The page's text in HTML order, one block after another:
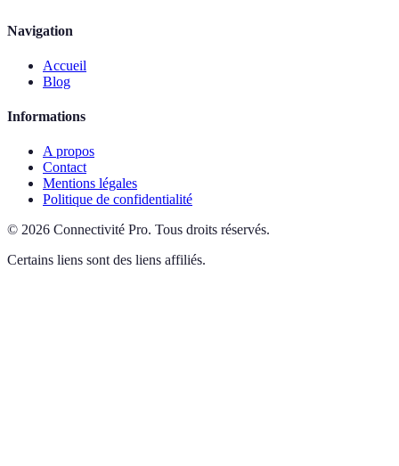
Navigation
Accueil
Blog
Informations
A propos
Contact
Mentions légales
Politique de confidentialité
© 2026 Connectivité Pro. Tous droits réservés.
Certains liens sont des liens affiliés.